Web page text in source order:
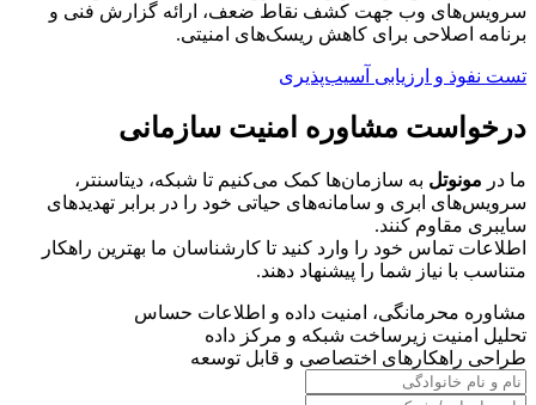
سرویس‌های وب جهت کشف نقاط ضعف، ارائه گزارش فنی و
برنامه اصلاحی برای کاهش ریسک‌های امنیتی.
تست نفوذ و ارزیابی آسیب‌پذیری
درخواست مشاوره امنیت سازمانی
ما در مونوتل به سازمان‌ها کمک می‌کنیم تا شبکه، دیتاسنتر،
سرویس‌های ابری و سامانه‌های حیاتی خود را در برابر تهدیدهای
سایبری مقاوم کنند.
اطلاعات تماس خود را وارد کنید تا کارشناسان ما بهترین راهکار
متناسب با نیاز شما را پیشنهاد دهند.
مشاوره محرمانگی، امنیت داده و اطلاعات حساس
تحلیل امنیت زیرساخت شبکه و مرکز داده
طراحی راهکارهای اختصاصی و قابل توسعه